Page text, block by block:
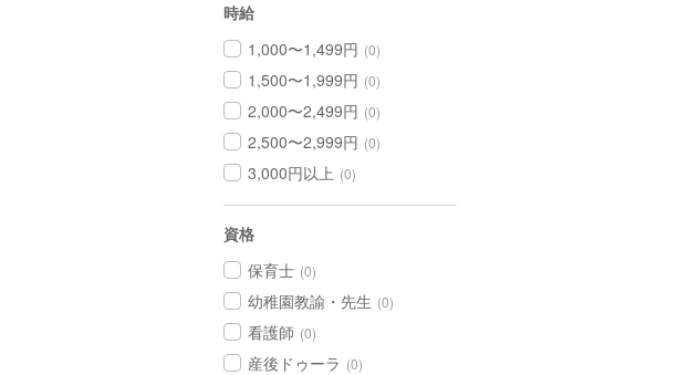
時給
1,000〜1,499円 (0)
1,500〜1,999円 (0)
2,000〜2,499円 (0)
2,500〜2,999円 (0)
3,000円以上 (0)
資格
保育士 (0)
幼稚園教諭・先生 (0)
看護師 (0)
産後ドゥーラ (0)